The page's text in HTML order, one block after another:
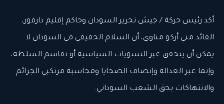
أكد رئيس حركة / جيش تحرير السودان وحاكم إقليم دارفور،
القائد مني أركو مناوي، أن السلام الحقيقي في السودان لا
يمكن أن يتحقق عبر التسويات السياسية أو تقاسم السلطة،
وإنما عبر العدالة وإنصاف الضحايا ومحاسبة مرتكبي الجرائم
والانتهاكات بحق الشعب السوداني.